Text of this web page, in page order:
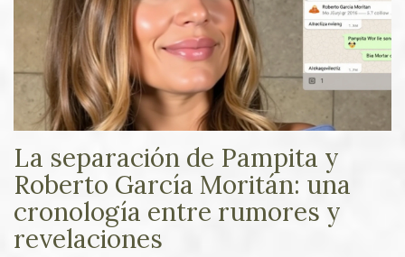
La separación de Pampita y
Roberto García Moritán: una
cronología entre rumores y
revelaciones